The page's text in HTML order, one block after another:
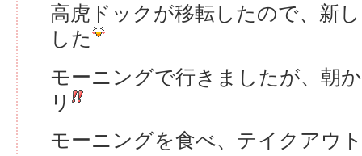
高虎ドックが移転したので、新
した
モーニングで行きましたが、朝
リ
モーニングを食べ、テイクアウ